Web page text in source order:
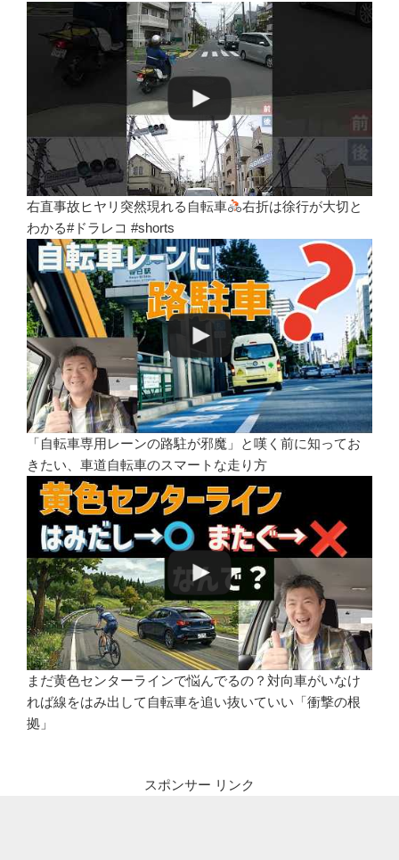
右直事故ヒヤリ突然現れる自転車
右折は徐行が大切と
わかる#ドラレコ #shorts
「自転車専用レーンの路駐が邪魔」と嘆く前に知ってお
きたい、車道自転車のスマートな走り方
まだ黄色センターラインで悩んでるの？対向車がいなけ
れば線をはみ出して自転車を追い抜いていい「衝撃の根
拠」
スポンサー リンク